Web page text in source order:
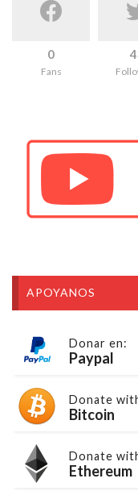
0
Fans
APOYANOS
Donar en:
Paypal
Donate
Bitcoin
Donate
Ethereum